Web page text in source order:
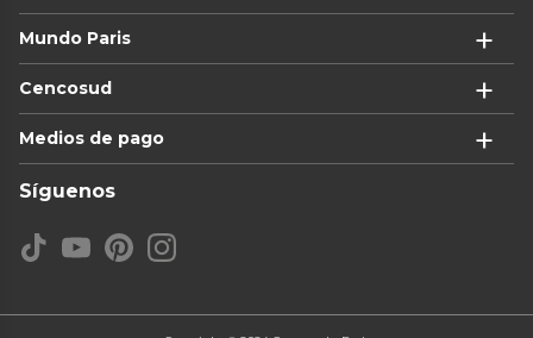
Mundo Paris
Cencosud
Medios de pago
Síguenos